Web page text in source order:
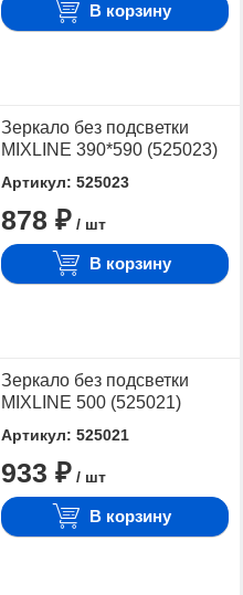
В корзину
Зеркало без подсветки
MIXLINE 390*590 (525023)
Артикул: 525023
878 ₽ / шт
В корзину
Зеркало без подсветки
MIXLINE 500 (525021)
Артикул: 525021
933 ₽ / шт
В корзину